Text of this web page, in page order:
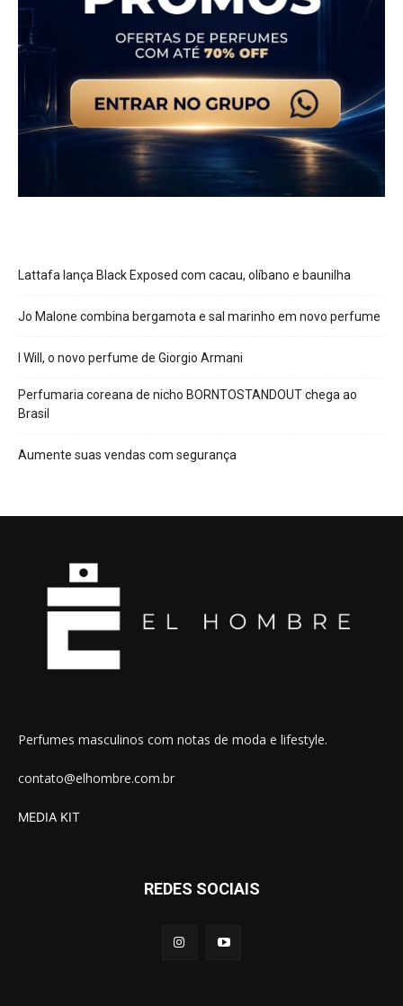
Lattafa lança Black Exposed com cacau, olíbano e baunilha
Jo Malone combina bergamota e sal marinho em novo perfume
I Will, o novo perfume de Giorgio Armani
Perfumaria coreana de nicho BORNTOSTANDOUT chega ao
Brasil
Aumente suas vendas com segurança
Perfumes masculinos com notas de moda e lifestyle.
contato@elhombre.com.br
MEDIA KIT
REDES SOCIAIS